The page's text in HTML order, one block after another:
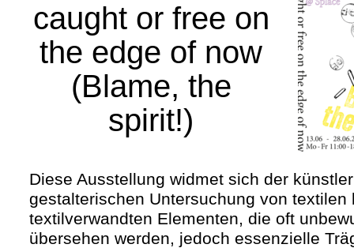
caught or free on
the edge of now
(Blame, the
spirit!)
Diese Ausstellung widmet sich der
gestalterischen Untersuchung von textilen
textilverwandten Elementen, die oft
übersehen werden, jedoch essenzielle